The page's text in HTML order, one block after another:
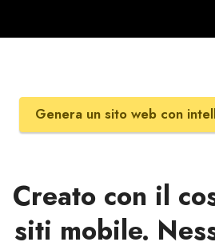
Genera un sito web con
Creato con il
siti mobile.